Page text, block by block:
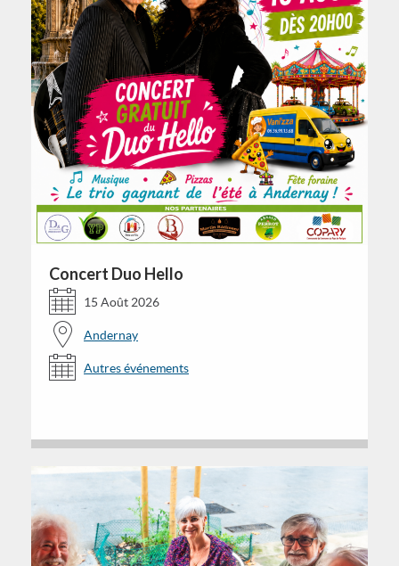
Concert Duo Hello
15 Août 2026
Andernay
Autres événements